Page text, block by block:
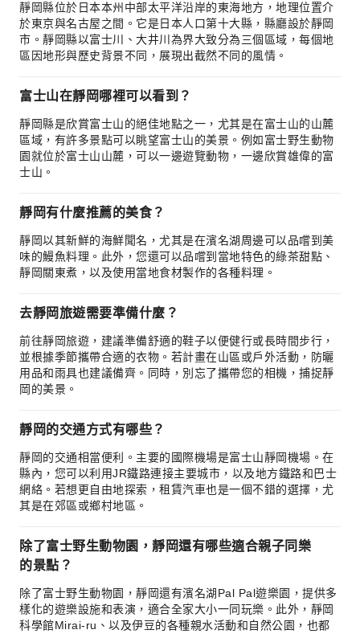
靜岡縣位於日本本州中部太平洋沿岸的東海地方，地理位置介
於東京與名古屋之間。它是日本人口第十大縣，縣廳設於靜岡
市。靜岡縣以富士川、大井川為界大致分為三個區域，每個地
區因地形與歷史背景不同，展現出截然不同的風情。
富士山在靜岡哪裡可以看到？
靜岡縣是欣賞富士山的絕佳地點之一，尤其是在富士山的山麓
區域，有許多景點可以眺望富士山的美景。例如富士野生動物
園就位於富士山山麓，可以一邊遊覽動物，一邊欣賞雄偉的富
士山。
靜岡有什麼推薦的美食？
靜岡以其新鮮的海鮮聞名，尤其是在濱名湖周邊可以品嚐到美
味的鰻魚料理。此外，您還可以品嚐到當地特色的綠茶甜點、
靜岡關東煮，以及使用當地食材製作的各種料理。
去靜岡旅遊需要準備什麼？
前往靜岡旅遊，建議準備舒適的鞋子以便健行或長時間步行，
並根據季節攜帶合適的衣物。若計畫在山區或戶外活動，防曬
用品和雨具也建議備齊。同時，別忘了攜帶您的相機，捕捉靜
岡的美景。
靜岡的交通方式有哪些？
靜岡的交通相當便利。主要的國際機場是富士山靜岡機場。在
縣內，您可以利用JR鐵路連接主要城市，以及地方鐵路和巴士
網絡。若想更自由地探索，租賃汽車也是一個不錯的選擇，尤
其是在郊區或鄉村地區。
除了富士野生動物園，靜岡還有哪些適合親子同樂
的景點？
除了富士野生動物園，靜岡還有濱名湖Pal Pal遊樂園，提供多
樣化的遊樂設施和表演，適合全家大小一同玩樂。此外，靜岡
科學館Mirai-ru、以及伊豆的各種親水活動和自然公園，也都